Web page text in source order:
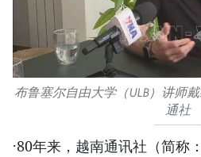
布鲁塞尔自由大学（ULB）讲师
通社
·80年来，越南通讯社（简称